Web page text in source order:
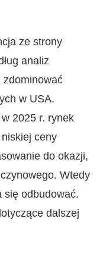
ze strony
analiz
zdominować
w USA.
2025 r. rynek
ceny
do okazji,
Wtedy
się odbudować.
dalszej